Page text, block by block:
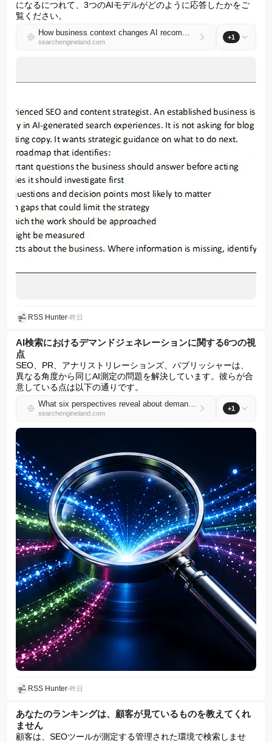
になるにつれて、3つのAIモデルがどのように応答したかをご
覧ください。
How business context changes AI recommendations
searchengineland.com
+1
RSS Hunter•昨日
AI検索におけるデマンドジェネレーションに関する6つの視
点
SEO、PR、アナリストリレーションズ、パブリッシャーは、
異なる角度から同じAI測定の問題を解決しています。彼らが合
意している点は以下の通りです。
What six perspectives reveal about demand generation in AI search
searchengineland.com
+1
RSS Hunter•昨日
あなたのランキングは、顧客が見ているものを教えてくれ
ません
顧客は、SEOツールが測定する管理された環境で検索しませ